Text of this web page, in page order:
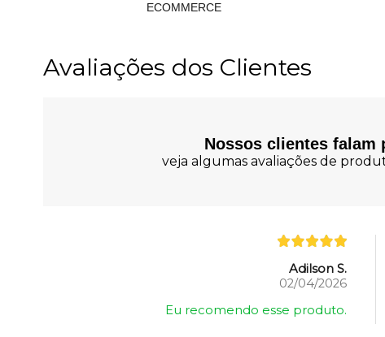
ECOMMERCE
Avaliações dos Clientes
Nossos clientes falam
veja algumas avaliações de
Adilson S.
02/04/2026
Eu recomendo esse produto.